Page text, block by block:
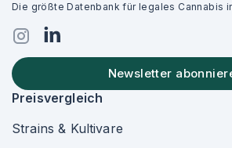
Die größte Datenbank für legales Cannabis
Newsletter
Preisvergleich
Strains & Kultivare